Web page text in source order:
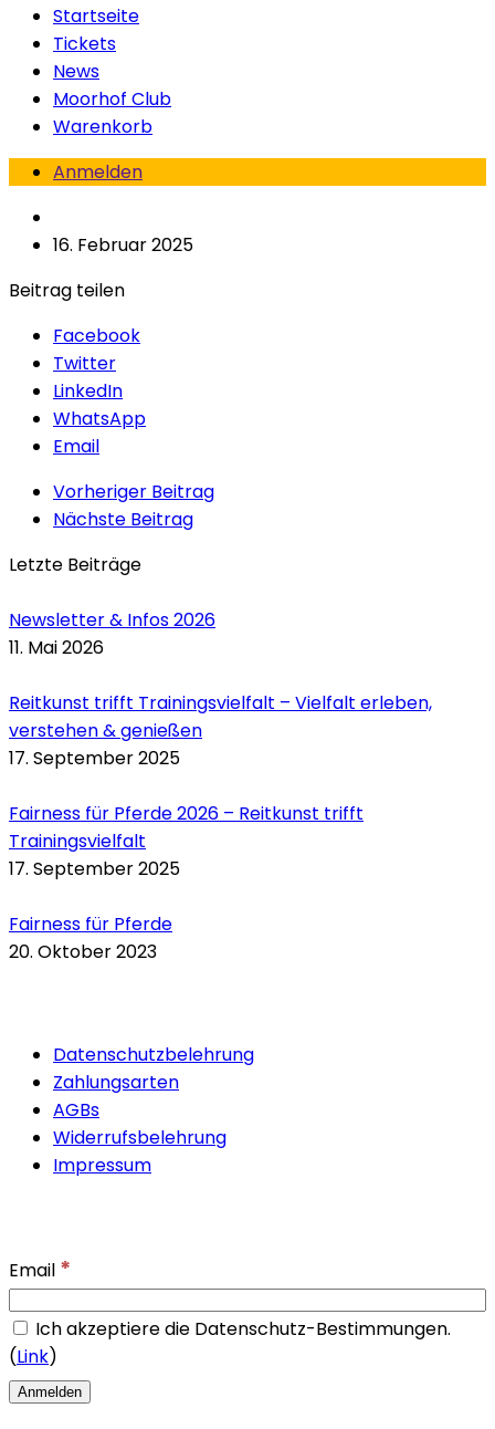
Startseite
Tickets
News
Moorhof Club
Warenkorb
Anmelden
16. Februar 2025
Beitrag teilen
Facebook
Twitter
LinkedIn
WhatsApp
Email
Vorheriger Beitrag
Nächste Beitrag
Letzte Beiträge
Newsletter & Infos 2026
11. Mai 2026
Reitkunst trifft Trainingsvielfalt – Vielfalt erleben,
verstehen & genießen
17. September 2025
Fairness für Pferde 2026 – Reitkunst trifft
Trainingsvielfalt
17. September 2025
Fairness für Pferde
20. Oktober 2023
Datenschutzbelehrung
Zahlungsarten
AGBs
Widerrufsbelehrung
Impressum
Email *
Ich akzeptiere die Datenschutz-Bestimmungen.
(Link)